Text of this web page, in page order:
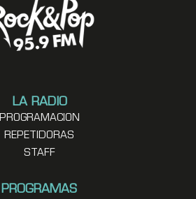
LA RADIO
PROGRAMACION
REPETIDORAS
STAFF
PROGRAMAS